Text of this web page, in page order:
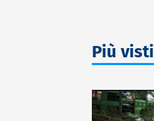
Più visti